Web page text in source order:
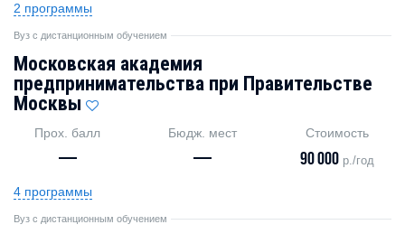
2 программы
Вуз с дистанционным обучением
Московская академия
предпринимательства при Правительстве
Москвы
Прох. балл
—
Бюдж. мест
—
Стоимость
90 000 р./год
4 программы
Вуз с дистанционным обучением